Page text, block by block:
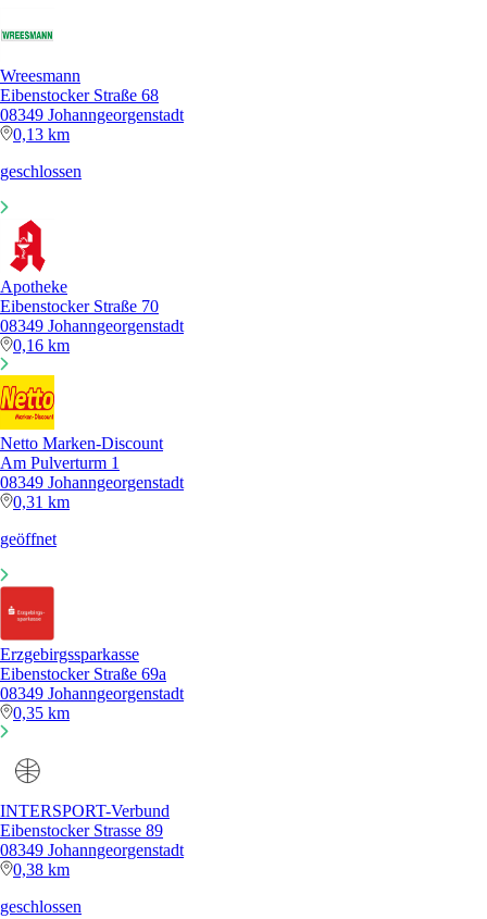
Wreesmann
Eibenstocker Straße 68
08349 Johanngeorgenstadt
0,13 km
geschlossen
Apotheke
Eibenstocker Straße 70
08349 Johanngeorgenstadt
0,16 km
Netto Marken-Discount
Am Pulverturm 1
08349 Johanngeorgenstadt
0,31 km
geöffnet
Erzgebirgssparkasse
Eibenstocker Straße 69a
08349 Johanngeorgenstadt
0,35 km
INTERSPORT-Verbund
Eibenstocker Strasse 89
08349 Johanngeorgenstadt
0,38 km
geschlossen